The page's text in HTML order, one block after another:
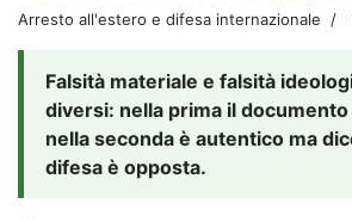
Arresto all'estero e difesa internazionale
Falsità materiale e falsità
diversi: nella prima il
nella seconda è autentico ma
difesa è opposta.